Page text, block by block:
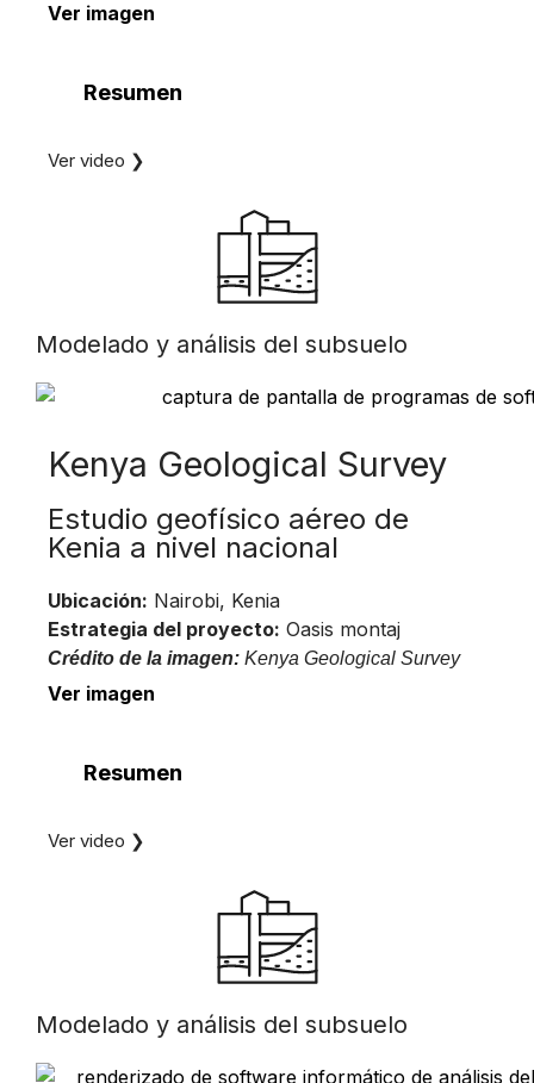
Ver imagen
Resumen
Ver video ❯
Modelado y análisis del subsuelo
Kenya Geological Survey
Estudio geofísico aéreo de
Kenia a nivel nacional
Ubicación: Nairobi, Kenia
Estrategia del proyecto: Oasis montaj
Crédito de la imagen: Kenya Geological Survey
Ver imagen
Resumen
Ver video ❯
Modelado y análisis del subsuelo